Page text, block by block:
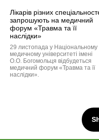
Лікарів різних
запрошують на медичний
форум «Травма та її
наслідки»
29 листопада у Національному
медичному університеті імені
О.О. Богомольця відбудеться
медичний форум «Травма та її
наслідки».